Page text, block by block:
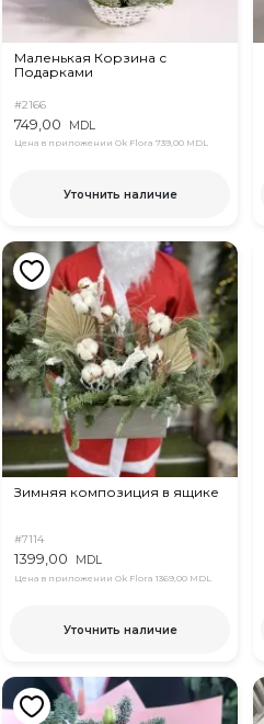
Маленькая Корзина с
Подарками
#2166
749,00 MDL
Цена в приложении Ok Flora 739,00 MDL
Уточнить наличие
Зимняя композиция в ящике
#7114
1399,00 MDL
Цена в приложении Ok Flora 1369,00 MDL
Уточнить наличие